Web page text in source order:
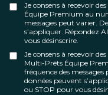
Je consens à recevoir
Équipe Premium au
messages peut varier.
s’appliquer. Répondez
vous désinscrire.
Je consens à recevoir
Multi-Prêts Équipe
fréquence des
données peuvent
ou STOP pour vous